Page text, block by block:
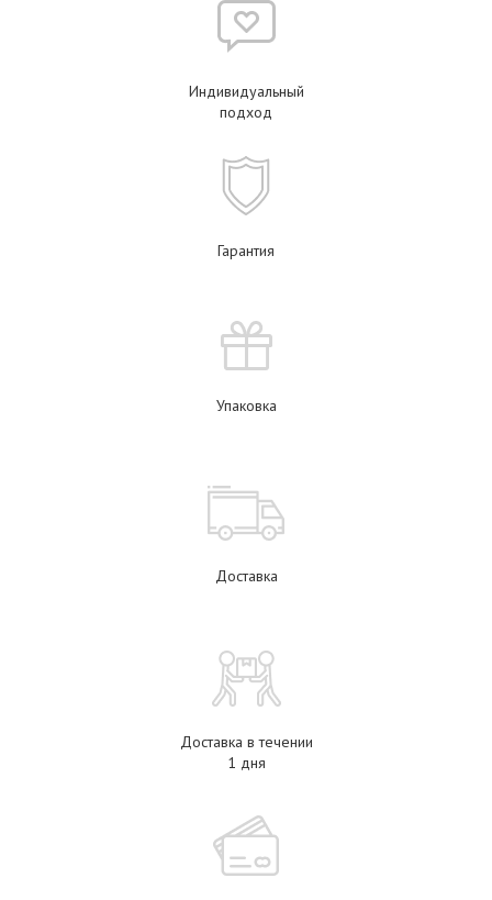
Индивидуальный
подход
Гарантия
Упаковка
Доставка
Доставка в течении
1 дня